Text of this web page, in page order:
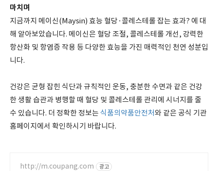
마치며
지금까지 메이신(Maysin) 효능 혈당·콜레스테롤 잡는 효과? 에 대
해 알아보았습니다. 메이신은 혈당 조절, 콜레스테롤 개선, 강력한
항산화 및 항염증 작용 등 다양한 효능을 가진 매력적인 천연 성분입
니다.
건강은 균형 잡힌 식단과 규칙적인 운동, 충분한 수면과 같은 건강
한 생활 습관과 병행할 때 혈당 및 콜레스테롤 관리에 시너지를 줄
수 있습니다. 더 정확한 정보는 식품의약품안전처와 같은 공식 기관
홈페이지에서 확인하시기 바랍니다.
http://m.coupang.com 광고